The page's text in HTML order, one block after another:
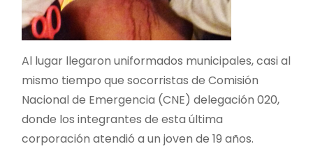
Al lugar llegaron uniformados municipales, casi al
mismo tiempo que socorristas de Comisión
Nacional de Emergencia (CNE) delegación 020,
donde los integrantes de esta última
corporación atendió a un joven de 19 años.